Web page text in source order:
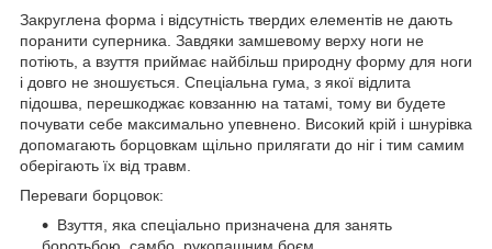
Закруглена форма і відсутність твердих елементів не дають
поранити суперника. Завдяки замшевому верху ноги не
потіють, а взуття приймає найбільш природну форму для ноги
і довго не зношується. Спеціальна гума, з якої відлита
підошва, перешкоджає ковзанню на татамі, тому ви будете
почувати себе максимально упевнено. Високий крій і шнурівка
допомагають борцовкам щільно прилягати до ніг і тим самим
оберігають їх від травм.
Переваги борцовок:
Взуття, яка спеціально призначена для занять
боротьбою, самбо, рукопашним боєм.